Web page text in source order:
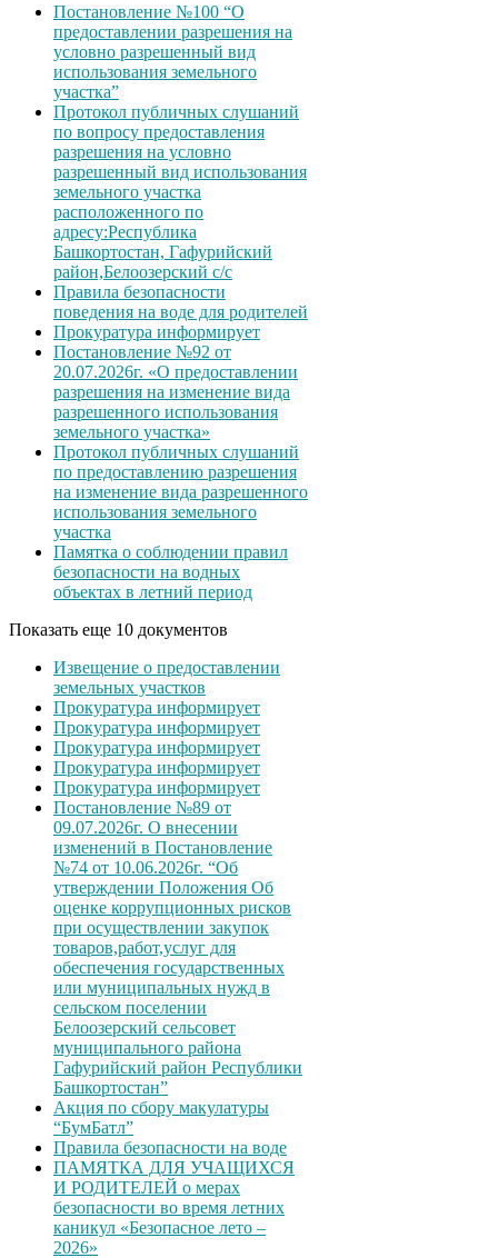
Постановление №100 “О
предоставлении разрешения на
условно разрешенный вид
использования земельного
участка”
Протокол публичных слушаний
по вопросу предоставления
разрешения на условно
разрешенный вид использования
земельного участка
расположенного по
адресу:Республика
Башкортостан, Гафурийский
район,Белоозерский с/с
Правила безопасности
поведения на воде для родителей
Прокуратура информирует
Постановление №92 от
20.07.2026г. «О предоставлении
разрешения на изменение вида
разрешенного использования
земельного участка»
Протокол публичных слушаний
по предоставлению разрешения
на изменение вида разрешенного
использования земельного
участка
Памятка о соблюдении правил
безопасности на водных
объектах в летний период
Показать еще 10 документов
Извещение о предоставлении
земельных участков
Прокуратура информирует
Прокуратура информирует
Прокуратура информирует
Прокуратура информирует
Прокуратура информирует
Постановление №89 от
09.07.2026г. О внесении
изменений в Постановление
№74 от 10.06.2026г. “Об
утверждении Положения Об
оценке коррупционных рисков
при осуществлении закупок
товаров,работ,услуг для
обеспечения государственных
или муниципальных нужд в
сельском поселении
Белоозерский сельсовет
муниципального района
Гафурийский район Республики
Башкортостан”
Акция по сбору макулатуры
“БумБатл”
Правила безопасности на воде
ПАМЯТКА ДЛЯ УЧАЩИХСЯ
И РОДИТЕЛЕЙ о мерах
безопасности во время летних
каникул «Безопасное лето –
2026»